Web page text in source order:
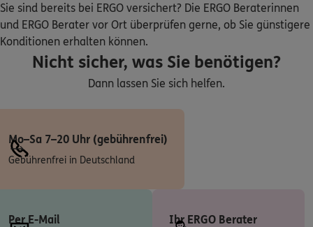
Sie sind bereits bei ERGO versichert? Die ERGO Beraterinnen
und ERGO Berater vor Ort überprüfen gerne, ob Sie günstigere
Konditionen erhalten können.
Nicht sicher, was Sie benötigen?
Dann lassen Sie sich helfen.
Mo–Sa 7–20 Uhr (gebührenfrei)
Gebührenfrei in Deutschland
Per E-Mail Ihr ERGO Berater